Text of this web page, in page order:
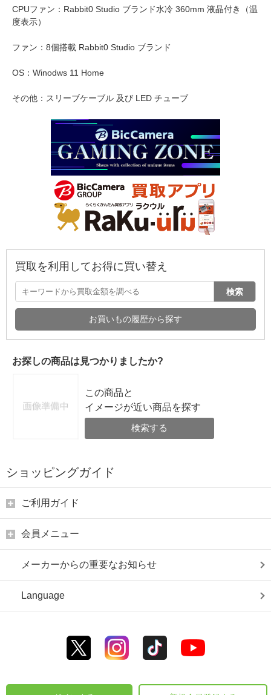
CPUファン：Rabbit0 Studio ブランド水冷 360mm 液晶付き（温
度表示）
ファン：8個搭載 Rabbit0 Studio ブランド
OS：Winodws 11 Home
その他：スリーブケーブル 及び LED チューブ
買取を利用してお得に買い替え
検索
お買いもの履歴から探す
お探しの商品は見つかりましたか?
この商品と
イメージが近い商品を探す
検索する
ショッピングガイド
ご利用ガイド
会員メニュー
メーカーからの重要なお知らせ
Language